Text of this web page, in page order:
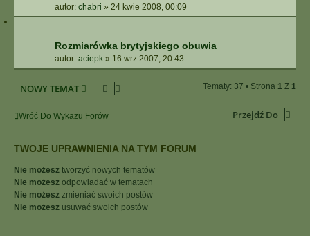
autor: chabri » 24 kwie 2008, 00:09
Rozmiarówka brytyjskiego obuwia
autor: aciepk » 16 wrz 2007, 20:43
NOWY TEMAT Tematy: 37 • Strona 1 Z 1
Wróć Do Wykazu Forów Przejdź Do
TWOJE UPRAWNIENIA NA TYM FORUM
Nie możesz tworzyć nowych tematów
Nie możesz odpowiadać w tematach
Nie możesz zmieniać swoich postów
Nie możesz usuwać swoich postów